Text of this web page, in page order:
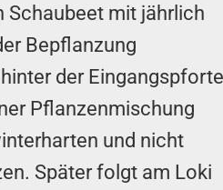
Schaubeet mit jährlich
Bepflanzung
der Eingangspforte
Pflanzenmischung
und nicht
Später folgt am Loki